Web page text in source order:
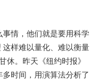
情，他们就是要用科学
这样难以量化、难以衡量
休。昨天《纽约时报》
时间，用演算法分析了